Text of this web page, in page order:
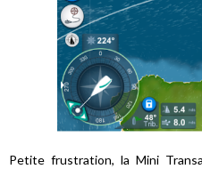
Petite frustration, la Mini